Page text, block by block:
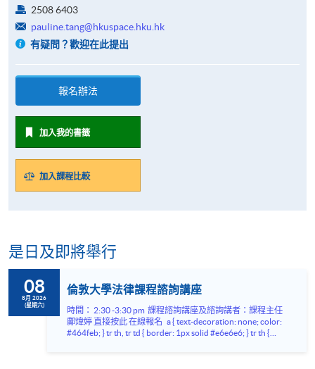
2508 6403
pauline.tang@hkuspace.hku.hk
有疑問？歡迎在此提出
報名辦法
加入我的書籤
加入課程比較
是日及即將舉行
08
8月 2026
(星期六)
倫敦大學法律課程諮詢講座
時間： 2:30 -3:30 pm 課程諮詢講座及諮詢講者：課程主任
鄺煒婷 直接按此 在線報名 a { text-decoration: none; color:
#464feb; } tr th, tr td { border: 1px solid #e6e6e6; } tr th {